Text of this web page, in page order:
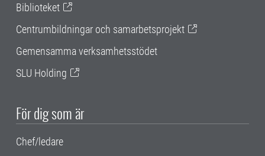
Biblioteket
Centrumbildningar och samarbetsprojekt
Gemensamma verksamhetsstödet
SLU Holding
För dig som är
Chef/ledare